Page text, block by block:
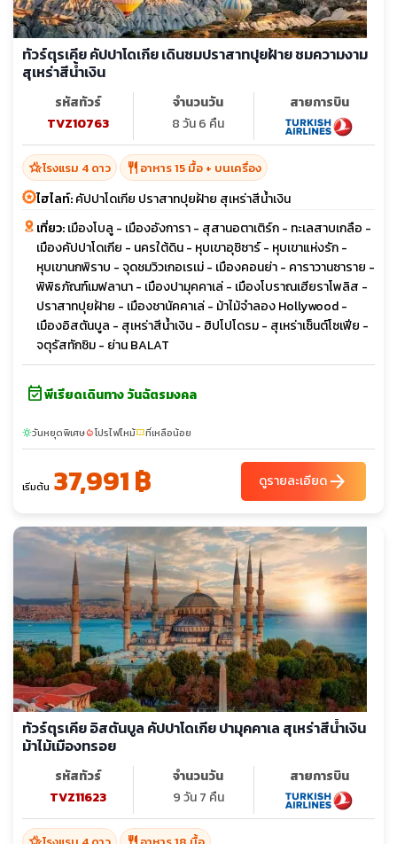
ทัวร์ตุรเคีย คัปปาโดเกีย เดินชมปราสาทปุยฝ้าย ชมความงาม
สุเหร่าสีน้ำเงิน
รหัสทัวร์
TVZ10763
จำนวนวัน
8 วัน 6 คืน
สายการบิน
hotel_classโรงแรม 4 ดาว restaurant อาหาร 15 มื้อ + บนเครื่อง
ไฮไลท์:คัปปาโดเกีย ปราสาทปุยฝ้าย สุเหร่าสีน้ำเงิน
เที่ยว:เมืองโบลู - เมืองอังการา - สุสานอตาเติร์ก - ทะเลสาบเกลือ -
เมืองคัปปาโดเกีย - นครใต้ดิน - หุบเขาอุชิซาร์ - หุบเขาแห่งรัก -
หุบเขานกพิราบ - จุดชมวิวเกอเรเม่ - เมืองคอนย่า - คาราวานซาราย -
พิพิธภัณฑ์เมฟลานา - เมืองปามุคคาเล่ - เมืองโบราณเฮียราโพลิส -
ปราสาทปุยฝ้าย - เมืองชานัคคาเล่ - ม้าไม้จำลอง Hollywood -
เมืองอิสตันบูล - สุเหร่าสีน้ำเงิน - ฮิปโปโดรม - สุเหร่าเซ็นต์โซเฟีย -
จตุรัสทักซิม - ย่าน BALAT
event_availableพีเรียดเดินทาง วันฉัตรมงคล
sunnyวันหยุดพิเศษlocal_fire_departmentโปรไฟไหม้confirmation_numberที่เหลือน้อย
เริ่มต้น 37,991 ฿ ดูรายละเอียดarrow_forward
ทัวร์ตุรเคีย อิสตันบูล คัปปาโดเกีย ปามุคคาเล สุเหร่าสีน้ำเงิน
ม้าไม้เมืองทรอย
รหัสทัวร์
TVZ11623
จำนวนวัน
9 วัน 7 คืน
สายการบิน